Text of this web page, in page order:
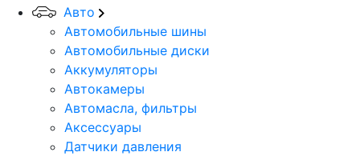
Авто
Автомобильные шины
Автомобильные диски
Аккумуляторы
Автокамеры
Автомасла, фильтры
Аксессуары
Датчики давления